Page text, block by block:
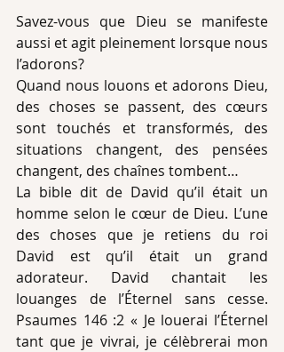
Savez-vous que Dieu se manifeste
aussi et agit pleinement lorsque nous
l’adorons?
Quand nous louons et adorons Dieu,
des choses se passent, des cœurs
sont touchés et transformés, des
situations changent, des pensées
changent, des chaînes tombent…
La bible dit de David qu’il était un
homme selon le cœur de Dieu. L’une
des choses que je retiens du roi
David est qu’il était un grand
adorateur. David chantait les
louanges de l’Éternel sans cesse.
Psaumes 146 :2 « Je louerai l’Éternel
tant que je vivrai, je célèbrerai mon